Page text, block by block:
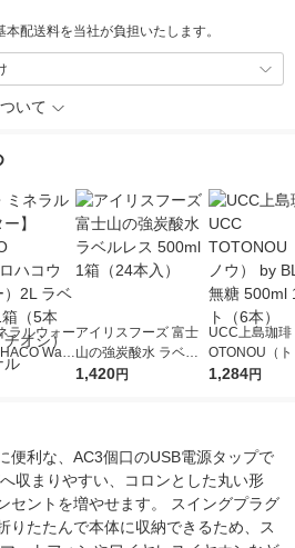
配送料を当社が負担いたします。
いて
ラルウォー
Wate
ォータ
アイリスフーズ 富士
山の強炭酸水 ラベル
レス 500ml 1箱（24
1,420円
UCC上島珈琲
OTONOU（
ウ） by
1,284円
便利な、AC3個口のUSB電源タップで
収まりやすい、コロンとした丸い形
セントを増やせます。 スイングプラグ
りたたんで本体に収納できるため、ス